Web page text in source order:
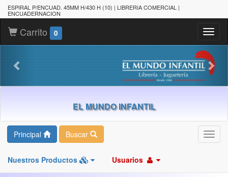
ESPIRAL P/ENCUAD. 45MM H/430 H (10) | LIBRERIA COMERCIAL |
ENCUADERNACION
Carrito 0
EL MUNDO INFANTIL
Principal Buscar
Nuestros Productos Usuarios